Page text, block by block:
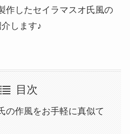
作したセイラマスオ氏風の
します♪
目次
の作風をお手軽に真似て